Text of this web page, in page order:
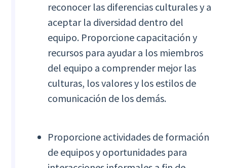
reconocer las diferencias culturales y a
aceptar la diversidad dentro del
equipo. Proporcione capacitación y
recursos para ayudar a los miembros
del equipo a comprender mejor las
culturas, los valores y los estilos de
comunicación de los demás.
Proporcione actividades de formación
de equipos y oportunidades para